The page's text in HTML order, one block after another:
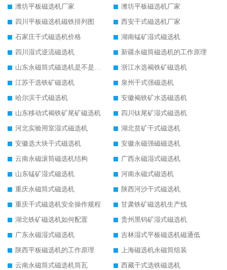
潍坊平板磁选机厂家
潍坊平板磁选机厂家
四川平板磁选机磁铁排列图
西安干式磁选机厂家
石家庄干式磁选机价格
湖南锰矿湿式磁选机
四川湿式逆流磁选机
新疆永磁筒磁选机的工作原理
山东永磁筒式磁选机是不是强磁
浙江水选褐铁矿磁选机
江苏干选铁矿磁选机
泉州干式强磁选机
哈尔滨干式磁选机
安徽褐铁矿水选磁选机
山东移动式褐铁矿尾矿磁选机
四川钛尾矿湿式磁选机
河北实验用室湿式磁选机
湖北贫矿干式磁选机
安徽选大块干式磁选机
安徽永磁强磁磁选机
云南永磁滚筒磁选机结构
广西永磁湿式磁选机
山东锰矿湿式磁选机
河南永磁式磁选机
重庆永磁筒式磁选机
陕西河沙干式磁选机
重庆干式磁选机安全操作规程
甘肃铁矿磁选机生产线
湖北铁矿磁选机如何配置
贵州黑钨矿湿式磁选机
广东永磁湿式磁选机
吉林湿式平板磁选机磁通低
陕西平板磁选机的工作原理
上海磁选机永磁筒组装
云南永磁筒式磁选机筒瓦
西藏干式选铁磁选机